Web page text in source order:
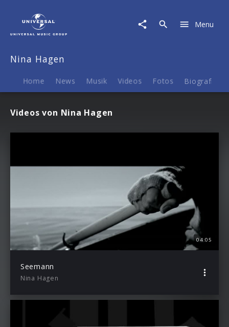
Videos
Menu
Nina Hagen
Home News Musik Videos Fotos Biografie
Videos von Nina Hagen
04:05
Seemann
Nina Hagen